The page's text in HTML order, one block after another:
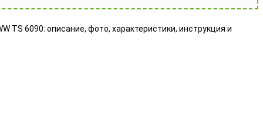
TS 6090: описание, фото, характеристики, инструкция и